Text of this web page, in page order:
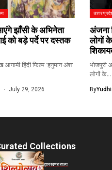
झाँसी के अभिनेता
को बड़े पर्दे पर दस्तक
हिंदी फिल्म 'हनुमान अंश'
July 29, 2026
उत्तर
अंजना
लोगों
भोजपुरी
लोगों के...
By
Collections
झारखण्डराज्य